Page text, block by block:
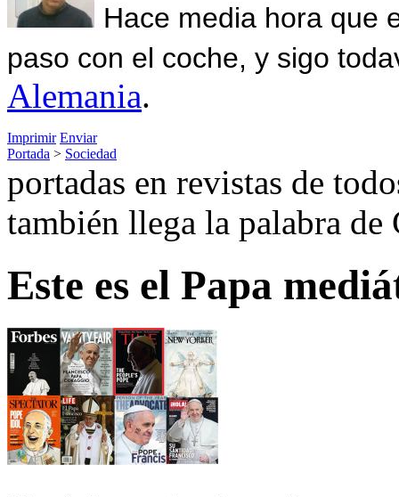
Hace media hora que
paso con el coche, y sigo
Alemania.
Imprimir Enviar
Portada > Sociedad
portadas en revistas de
también llega la palabra de
Este es el Papa